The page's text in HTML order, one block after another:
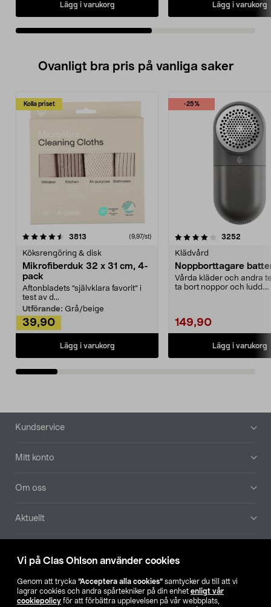
Vi på Clas Ohlson använder cookies
Genom att trycka ”Acceptera alla cookies” samtycker du till att vi
lagrar cookies och andra spårtekniker på din enhet enligt vår
cookiepolicy för att förbättra upplevelsen på vår webbplats,
Lägg i varukorg Lägg i varukorg
Ovanligt bra pris på vanliga saker
Kolla priset
3813 (9,97/st)
Köksrengöring & disk
Mikrofiberduk 32 x 31 cm, 4-
pack
Aftonbladets "självklara favorit” i
test av d...
Utförande: Grå/beige
39,90
Lägg i varukorg
-25%
4.0av 5 stjärnor 3252
Klädvård
Noppborttagare
Vårda kläder och andra
ta bort noppor och ludd.
149,90
Lägg i varukorg
4.5av 5 stjärnor
Sidfot
Kundservice
Mitt konto
Om oss
Aktuellt
Hitta butik